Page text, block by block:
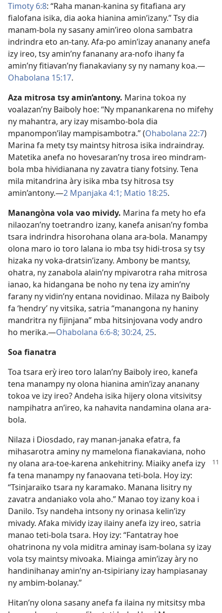
Timoty 6:8: “Raha manan-kanina sy fitafiana ary
fialofana isika, dia aoka hianina amin’izany.” Tsy dia
manam-bola ny sasany amin’ireo olona sambatra
indrindra eto an-tany. Afa-po amin’izay ananany anefa
izy ireo, tsy amin’ny fananany ara-nofo ihany fa
amin’ny fitiavan’ny fianakaviany sy ny namany koa.—
Ohabolana 15:17.
Aza mitrosa tsy amin’antony. Marina tokoa ny
voalazan’ny Baiboly hoe: “Ny mpanankarena no mifehy
ny mahantra, ary izay misambo-bola dia
mpanompon’ilay mampisambotra.” (Ohabolana 22:7)
Marina fa mety tsy maintsy hitrosa isika indraindray.
Matetika anefa no hovesaran’ny trosa ireo mindram-
bola mba hividianana ny zavatra tiany fotsiny. Tena
mila mitandrina àry isika mba tsy hitrosa tsy
amin’antony.—2 Mpanjaka 4:1; Matio 18:25.
Manangòna vola vao mividy. Marina fa mety ho efa
nilaozan’ny toetrandro izany, kanefa anisan’ny fomba
tsara indrindra hisorohana olana ara-bola. Manampy
olona maro io toro lalana io mba tsy hidi-trosa sy tsy
hizaka ny voka-dratsin’izany. Ambony be mantsy,
ohatra, ny zanabola alain’ny mpivarotra raha mitrosa
ianao, ka hidangana be noho ny tena izy amin’ny
farany ny vidin’ny entana novidinao. Milaza ny Baiboly
fa ‘hendry’ ny vitsika, satria “manangona ny haniny
mandritra ny fijinjana” mba hitsinjovana vody andro
ho merika.—Ohabolana 6:6-8; 30:24, 25.
Soa fianatra
Toa tsara erỳ ireo toro lalan’ny Baiboly ireo, kanefa
tena manampy ny olona hianina amin’izay ananany
tokoa ve izy ireo? Andeha isika hijery olona vitsivitsy
nampihatra an’ireo, ka nahavita nandamina olana ara-
bola.
Nilaza i Diosdado, ray manan-janaka efatra, fa
mihasarotra aminy ny mamelona fianakaviana, noho
ny olana ara-toe-karena ankehitriny. Miaiky anefa izy
fa tena manampy ny fanaovana teti-bola. Hoy izy:
“Tsinjaraiko tsara ny karamako. Manana lisitry ny
zavatra andaniako vola aho.” Manao toy izany koa i
Danilo. Tsy nandeha intsony ny orinasa kelin’izy
mivady. Afaka mividy izay ilainy anefa izy ireo, satria
manao teti-bola tsara. Hoy izy: “Fantatray hoe
ohatrinona ny vola miditra aminay isam-bolana sy izay
vola tsy maintsy mivoaka. Miainga amin’izay àry no
handinihanay amin’ny an-tsipiriany izay hampiasanay
ny ambim-bolanay.”
Hitan’ny olona sasany anefa fa ilaina ny mitsitsy mba